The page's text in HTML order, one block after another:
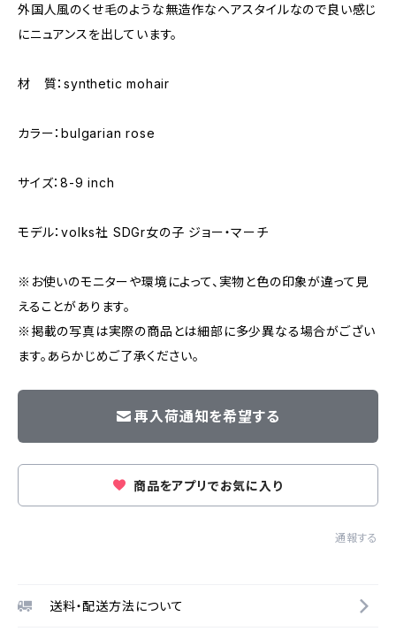
外国人風のくせ毛のような無造作なヘアスタイルなので良い感じ
にニュアンスを出しています。
材 質：synthetic mohair
カラー：bulgarian rose
サイズ：8-9 inch
モデル：volks社 SDGr女の子 ジョー・マーチ
※お使いのモニターや環境によって、実物と色の印象が違って見
えることがあります。
※掲載の写真は実際の商品とは細部に多少異なる場合がござい
ます。あらかじめご了承ください。
再入荷通知を希望する
商品をアプリでお気に入り
通報する
送料・配送方法について